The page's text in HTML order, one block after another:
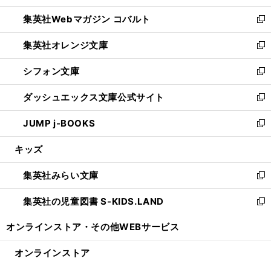
開
く
ウ
で
開
く
ン
ド
ウ
で
開
く
ウ
ィ
ン
ド
ウ
で
開
く
集英社Webマガジン コバルト
新
し
い
ウ
ィ
ン
ド
ウ
で
開
集英社オレンジ文庫
新
し
い
ウ
ィ
ン
ド
ウ
開
く
シフォン文庫
新
し
い
ウ
ィ
ン
ウ
で
開
く
ダッシュエックス文庫公式サイト
新
し
い
ウ
ン
ド
ウ
で
JUMP j-BOOKS
新
し
ウ
ィ
ン
ド
開
キッズ
集英社みらい文庫
新
し
い
ン
集英社の児童図書 S-KIDS.LAND
新
ウ
オンラインストア・ その他WEBサービス
オンラインストア